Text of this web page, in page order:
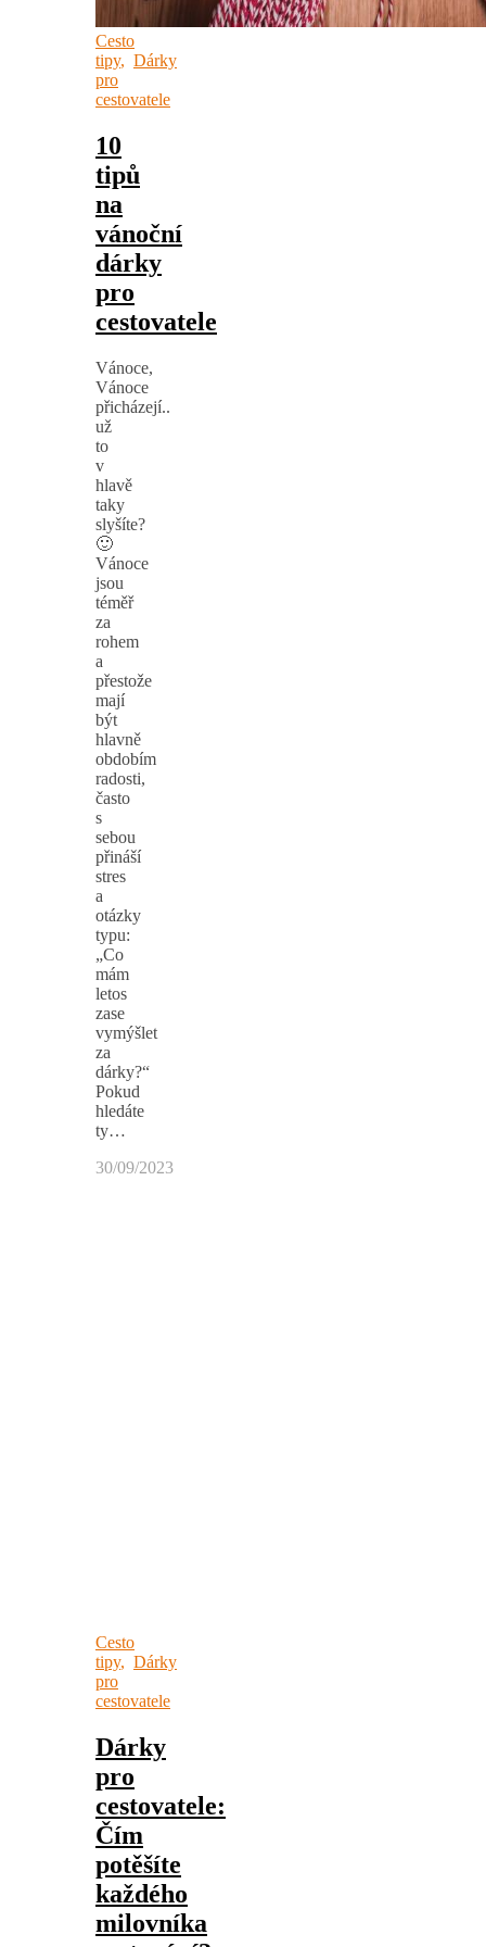
Cesto
tipy, Dárky
pro
cestovatele
10
tipů
na
vánoční
dárky
pro
cestovatele
Vánoce,
Vánoce
přicházejí..
už
to
v
hlavě
taky
slyšíte?
🙂
Vánoce
jsou
téměř
za
rohem
a
přestože
mají
být
hlavně
obdobím
radosti,
často
s
sebou
přináší
stres
a
otázky
typu:
„Co
mám
letos
zase
vymýšlet
za
dárky?“
Pokud
hledáte
ty…
30/09/2023
Cesto
tipy, Dárky
pro
cestovatele
Dárky
pro
cestovatele:
Čím
potěšíte
každého
milovníka